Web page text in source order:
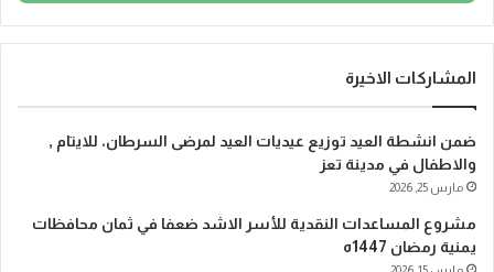
ب
ر
د
ل
إ
ل
ر
المشاركات الاخيرة
ضمن انشطة العيد توزيع عيديات العيد لمرضى السرطان، للايتام ,
والاطفال في مدينة تعز
مارس 25, 2026
مشروع المساعدات النقدية للأسر الاشد ضعفا في ثمان محافظات
يمنية رمضان 1447ه